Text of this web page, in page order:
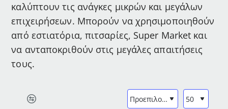
καλύπτουν τις ανάγκες μικρών και μεγάλων
επιχειρήσεων. Μπορούν να χρησιμοποιηθούν
από εστιατόρια, πιτσαρίες, Super Market και
να ανταποκριθούν στις μεγάλες απαιτήσεις
τους.